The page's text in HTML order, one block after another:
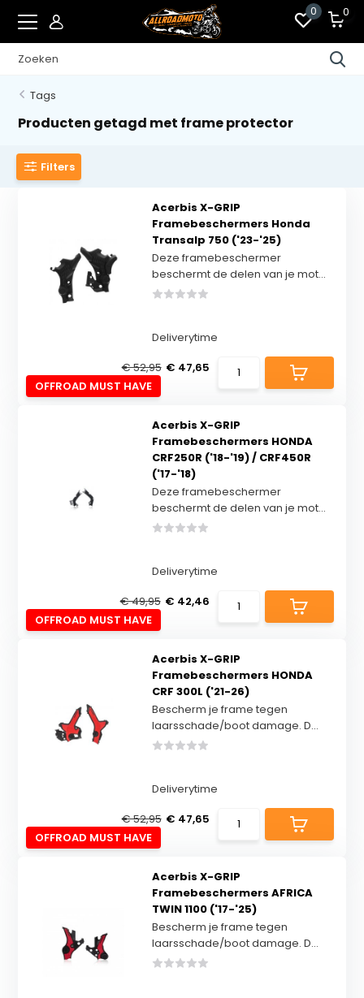
0 0
Tags
Producten getagd met frame protector
Filters
OFFROAD MUST HAVE
Acerbis X-GRIP
Framebeschermers Honda
Transalp 750 ('23-'25)
Deze framebeschermer
beschermt de delen van je mot...
Deliverytime
€ 52,95 € 47,65
OFFROAD MUST HAVE
Acerbis X-GRIP
Framebeschermers HONDA
CRF250R ('18-'19) / CRF450R
('17-'18)
Deze framebeschermer
beschermt de delen van je mot...
Deliverytime
€ 49,95 € 42,46
OFFROAD MUST HAVE
Acerbis X-GRIP
Framebeschermers HONDA
CRF 300L ('21-26)
Bescherm je frame tegen
laarsschade/boot damage. D...
Deliverytime
€ 52,95 € 47,65
Acerbis X-GRIP
Framebeschermers AFRICA
TWIN 1100 ('17-'25)
Bescherm je frame tegen
laarsschade/boot damage. D...